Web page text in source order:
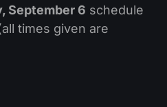
September 6 schedule
times given are